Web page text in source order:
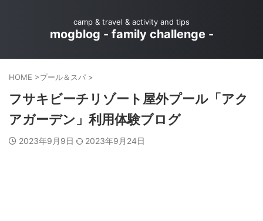
camp & travel & activity and tips
mogblog - family challenge -
HOME >プール＆スパ >
フサキビーチリゾート屋外プール「アク
アガーデン」利用体験ブログ
2023年9月9日 2023年9月24日